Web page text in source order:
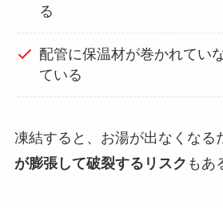
る
配管に保温材が巻かれてい
ている
凍結すると、お湯が出なくなる
が膨張して破裂するリスク もあ